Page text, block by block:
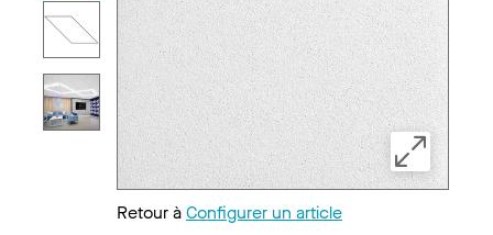
Retour àConfigurer un article